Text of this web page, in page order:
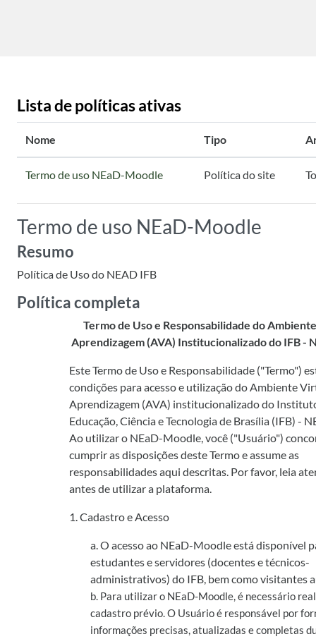
Lista de políticas ativas
Nome Tipo
Termo de uso NEaD-Moodle Política do site
Termo de uso NEaD-Moodle
Resumo
Política de Uso do NEAD IFB
Política completa
Termo de Uso e Responsabilidade do
Aprendizagem (AVA) Institucionalizado do IFB -
Este Termo de Uso e Responsabilidade ("Termo")
condições para acesso e utilização do Ambiente
Aprendizagem (AVA) institucionalizado do
Educação, Ciência e Tecnologia de Brasília (IFB) -
Ao utilizar o NEaD-Moodle, você ("Usuário")
cumprir as disposições deste Termo e assume as
responsabilidades aqui descritas. Por favor, leia
antes de utilizar a plataforma.
1. Cadastro e Acesso
a. O acesso ao NEaD-Moodle está disponível
estudantes e servidores (docentes e técnicos-
administrativos) do IFB, bem como visitantes
b. Para utilizar o NEaD-Moodle, é necessário
cadastro prévio. O Usuário é responsável por
informações precisas, atualizadas e completas